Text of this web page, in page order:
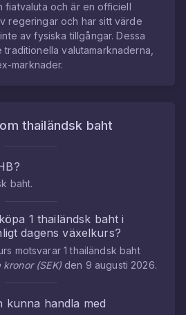
fiatvaluta och är en officiell
regeringar och har sitt värde
av fysiska tillgångar. Dessa
valutamarknaderna,
marknader.
thailändsk baht
?
baht.
1 thailändsk baht i
dagens växelkurs?
motsvarar1 thailändsk baht
kronor(SEK)den 9 augusti 2026.
kunna handla med